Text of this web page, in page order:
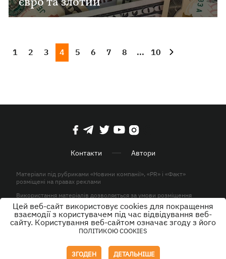
1 2 3 4 5 6 7 8 ... 10
Контакти Автори
Матеріали під рубриками «Новини компанії», «PR» і «Факт»
розміщені на правах реклами
Використання матеріалів дозволяється за умови розміщення
активного гіперпосилання на KP.UA в першому абзаці.
© ТОВ «ЮЛАВ МЕДІА» 2026. Всі права захищені.
Цей веб-сайт використовує cookies для покращення
взаємодії з користувачем під час відвідування веб-
сайту. Користування веб-сайтом означає згоду з його
ПОЛІТИКОЮ COOKIES
ЗГОДЕН ДЕТАЛЬНІШЕ